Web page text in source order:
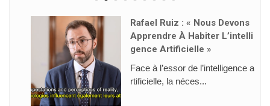
Rafael Ruiz : « Nous Devons
Apprendre À Habiter L’intelli
Gence Artificielle »
Face à l’essor de l’intelligence a
rtificielle, la néces...